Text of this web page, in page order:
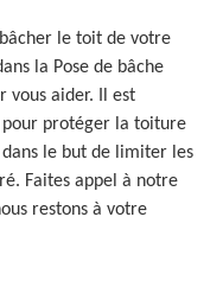
bâcher le toit de votre
la Pose de bâche
vous aider. Il est
pour protéger la toiture
le but de limiter les
Faites appel à notre
restons à votre